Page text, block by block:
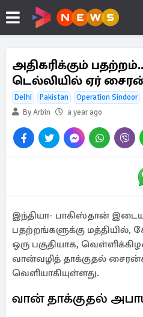
அதிகரிக்கும்
டெல்லியில் ஏர்
Delhi Pakistan
Operation Sindoor
By Arbin
a year ago
இந்தியா- பாகிஸ்தான்
பதற்றங்களுக்கு மத்தியில்,
ஒரு பகுதியாக,
வான்வழித் தாக்குதல்
வெளியாகியுள்ளது.
வான் தாக்குதல்